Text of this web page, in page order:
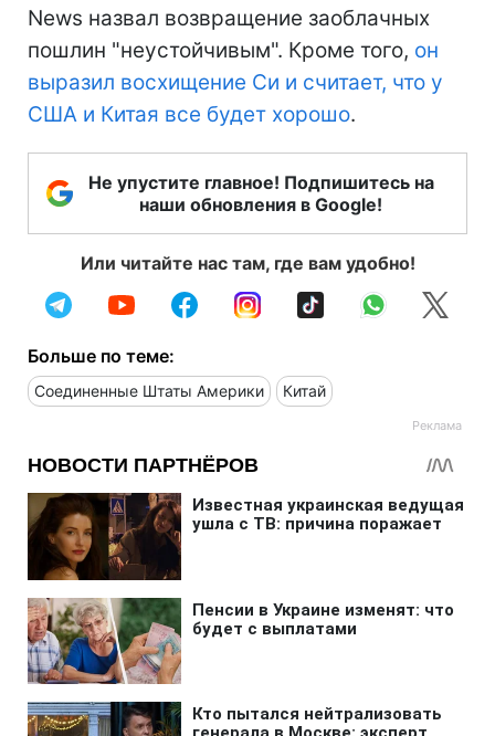
News назвал возвращение заоблачных
пошлин "неустойчивым". Кроме того, он
выразил восхищение Си и считает, что у
США и Китая все будет хорошо.
Не упустите главное! Подпишитесь на
наши обновления в Google!
Или читайте нас там, где вам удобно!
Больше по теме:
Соединенные Штаты Америки Китай